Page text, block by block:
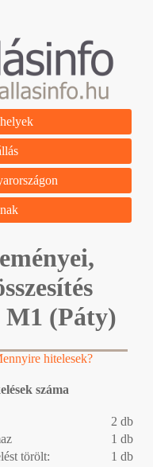
M1 (Páty)
hitelesek?
száma
2 db
1 db
törölt:
1 db